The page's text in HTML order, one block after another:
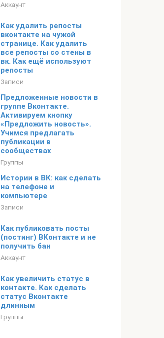
Аккаунт
Как удалить репосты
вконтакте на чужой
странице. Как удалить
все репосты со стены в
вк. Как ещё используют
репосты
Записи
Предложенные новости в
группе Вконтакте.
Активируем кнопку
«Предложить новость».
Учимся предлагать
публикации в
сообществах
Группы
Истории в ВК: как сделать
на телефоне и
компьютере
Записи
Как публиковать посты
(постинг) ВКонтакте и не
получить бан
Аккаунт
Как увеличить статус в
контакте. Как сделать
статус Вконтакте
длинным
Группы